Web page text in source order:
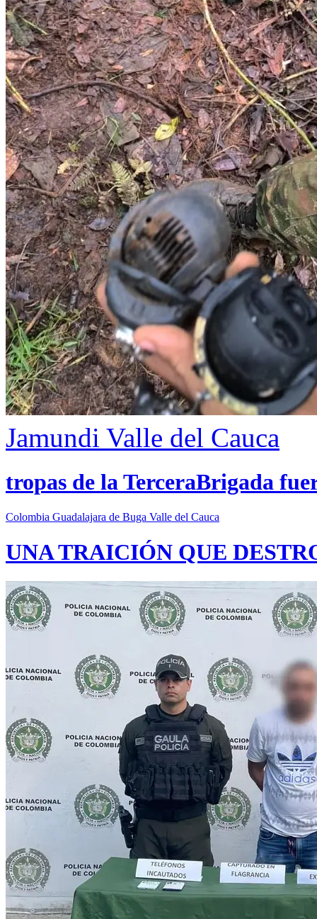
Jamundi Valle del Cauca
tropas de la TerceraBrigada
Colombia Guadalajara de Buga Valle del Cauca
UNA TRAICIÓN QUE